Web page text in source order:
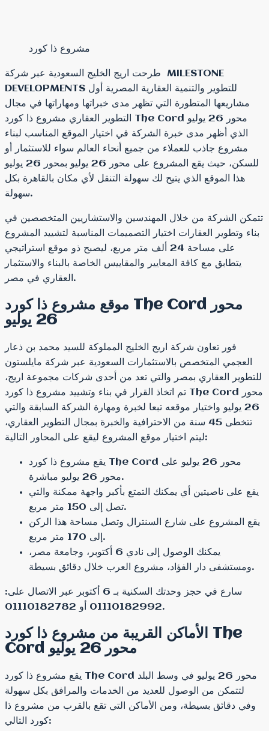
مشروع ذا كورد
طرحت اريج الخليج السعودية عبر شركة MILESTONE
DEVELOPMENTS للتطوير والتنمية العقارية المصرية أول
مشاريعها المتطورة التي تظهر مدى خبراتها ومهاراتها في مجال
التطوير العقاري مشروع ذا كورد The Cord محور 26 يوليو
الذي أظهر مدى خبرة الشركة في اختيار الموقع المناسب لبناء
مشروع جاذب للعملاء من جميع أنحاء العالم سواء للاستثمار أو
للسكن، حيث يقع المشروع على محور 26 يوليو بمحور 26 يوليو
هذا الموقع الذي يتيح لك سهولة التنقل لأي مكان بالقاهرة بكل
سهولة.
تتمكن الشركة من خلال المهندسين والاستشاريين المتخصصين في
بناء وتطوير العقارات اختيار التصميمات المناسبة لتشييد المشروع
على مساحة 24 ألف متر مربع، ليصبح ذو موقع استراتيجي
يتطابق مع كافة المعايير والمقاييس الخاصة بالبناء والاستثمار
العقاري في مصر.
موقع مشروع ذا كورد The Cord محور
26 يوليو
فور تعاون شركة اريج الخليج المملوكة للسيد محمد بن ذعار
العجمي المتخصص بالاستثمارات السعودية عبر شركة مايلستون
للتطوير العقاري بمصر والتي تعد من أحدى شركات مجموعة اريج،
تم اتخاذ القرار في بناء وتشييد مشروع ذا كورد The Cord محور
26 يوليو واختيار موقعه تبعا لخبرة ومهارة الشركة السابقة والتي
تتخطى 45 سنة من الاحترافية والخبرة بمجال التطوير العقاري،
ليتم اختيار موقع المشروع ليقع على المحاور التالية:
يقع مشروع ذا كورد The Cord محور 26 يوليو على
محور 26 يوليو مباشرة.
يقع على ناصيتين أي يمكنك التمتع بأكبر واجهة ممكنة والتي
تصل إلى 150 متر مربع.
يقع المشروع على شارع السنترال وتصل مساحة هذا الركن
إلى 170 متر مربع.
يمكنك الوصول إلى نادي 6 أكتوبر، وجامعة مصر،
ومستشفى دار الفؤاد، مشروع العرب خلال دقائق بسيطة.
سارع في حجز وحدتك السكنية بـ 6 أكتوبر عبر الاتصال على:
01110182992 أو 01110182782.
الأماكن القريبة من مشروع ذا كورد The
Cord محور 26 يوليو
يقع مشروع ذا كورد The Cord محور 26 يوليو في وسط البلد
لتتمكن من الوصول للعديد من الخدمات والمرافق بكل سهولة
وفي دقائق بسيطة، ومن الأماكن التي تقع بالقرب من مشروع ذا
كورد التالي: